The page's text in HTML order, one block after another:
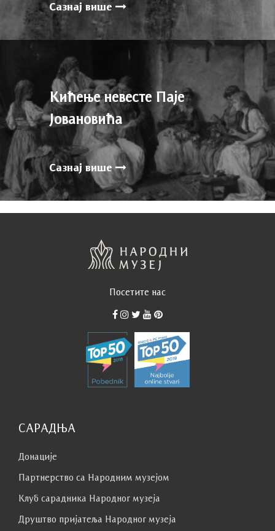
Сазнај више
Кићење невесте Паје
Јовановића
Сазнај више
Посетите нас
САРАДЊА
Донације
Партнерство са Народним музејoм
Клуб сaрaдникa Народног музеја
Друштво пријатеља Народног музеја